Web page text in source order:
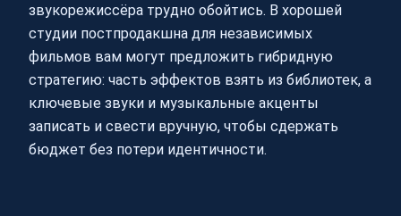
звукорежиссёра трудно обойтись. В хорошей
студии постпродакшна для независимых
фильмов вам могут предложить гибридную
стратегию: часть эффектов взять из библиотек, а
ключевые звуки и музыкальные акценты
записать и свести вручную, чтобы сдержать
бюджет без потери идентичности.